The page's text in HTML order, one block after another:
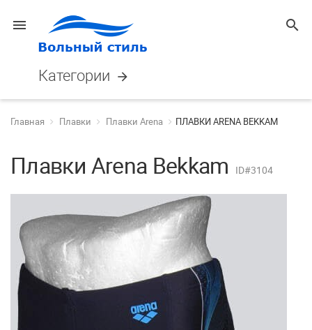
menu search
Категории arrow_forward
Главная Плавки Плавки Arena ПЛАВКИ ARENA BEKKAM
Плавки Arena Bekkam ID#3104